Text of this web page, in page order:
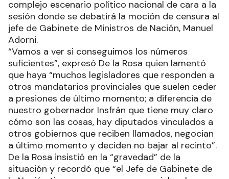
complejo escenario político nacional de cara a la
sesión donde se debatirá la moción de censura al
jefe de Gabinete de Ministros de Nación, Manuel
Adorni.
“Vamos a ver si conseguimos los números
suficientes”, expresó De la Rosa quien lamentó
que haya “muchos legisladores que responden a
otros mandatarios provinciales que suelen ceder
a presiones de último momento; a diferencia de
nuestro gobernador Insfrán que tiene muy claro
cómo son las cosas, hay diputados vinculados a
otros gobiernos que reciben llamados, negocian
a último momento y deciden no bajar al recinto”.
De la Rosa insistió en la “gravedad” de la
situación y recordó que “el Jefe de Gabinete de